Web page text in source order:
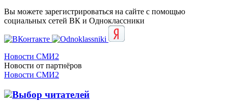
Вы можете зарегистрироваться на сайте с помощью
социальных сетей ВК и Одноклассники
Новости СМИ2
Новости от партнёров
Новости СМИ2
Выбор читателей